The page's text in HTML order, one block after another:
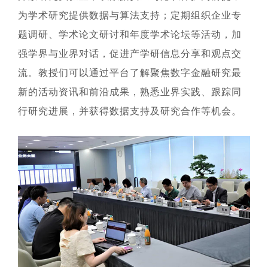
为学术研究提供数据与算法支持；定期组织企业专
题调研、学术论文研讨和年度学术论坛等活动，加
强学界与业界对话，促进产学研信息分享和观点交
流。教授们可以通过平台了解聚焦数字金融研究最
新的活动资讯和前沿成果，熟悉业界实践、跟踪同
行研究进展，并获得数据支持及研究合作等机会。